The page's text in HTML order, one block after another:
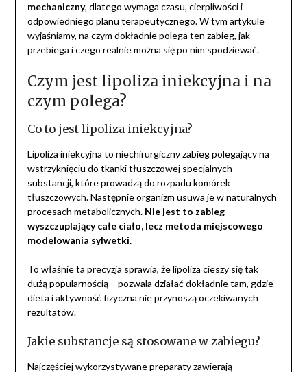
mechaniczny, dlatego wymaga czasu, cierpliwości i
odpowiedniego planu terapeutycznego. W tym artykule
wyjaśniamy, na czym dokładnie polega ten zabieg, jak
przebiega i czego realnie można się po nim spodziewać.
Czym jest lipoliza iniekcyjna i na
czym polega?
Co to jest lipoliza iniekcyjna?
Lipoliza iniekcyjna to niechirurgiczny zabieg polegający na
wstrzyknięciu do tkanki tłuszczowej specjalnych
substancji, które prowadzą do rozpadu komórek
tłuszczowych. Następnie organizm usuwa je w naturalnych
procesach metabolicznych. Nie jest to zabieg
wyszczuplający całe ciało, lecz metoda miejscowego
modelowania sylwetki.
To właśnie ta precyzja sprawia, że lipoliza cieszy się tak
dużą popularnością – pozwala działać dokładnie tam, gdzie
dieta i aktywność fizyczna nie przynoszą oczekiwanych
rezultatów.
Jakie substancje są stosowane w zabiegu?
Najczęściej wykorzystywane preparaty zawierają